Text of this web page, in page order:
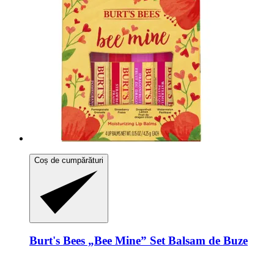
Coș de cumpărături
Burt's Bees „Bee Mine” Set Balsam de Buze